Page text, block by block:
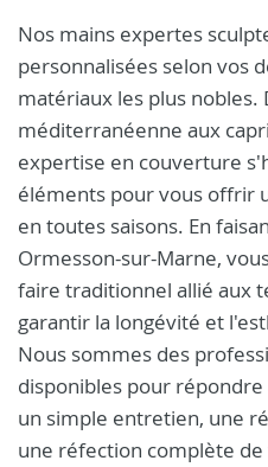
Nos mains expertes
personnalisées selon vos
matériaux les plus nobles.
méditerranéenne aux
expertise en couverture
éléments pour vous offrir
en toutes saisons. En
Ormesson-sur-Marne,
faire traditionnel allié aux
garantir la longévité et
Nous sommes des
disponibles pour
un simple entretien, une
une réfection complète